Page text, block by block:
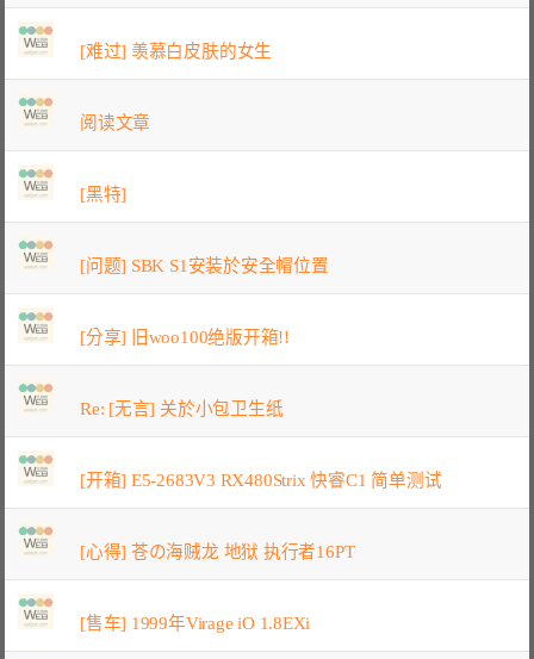
[难过] 羡慕白皮肤的女生
阅读文章
[黑特]
[问题] SBK S1安装於安全帽位置
[分享] 旧woo100绝版开箱!!
Re: [无言] 关於小包卫生纸
[开箱] E5-2683V3 RX480Strix 快睿C1 简单测试
[心得] 苍の海贼龙 地狱 执行者16PT
[售车] 1999年Virage iO 1.8EXi